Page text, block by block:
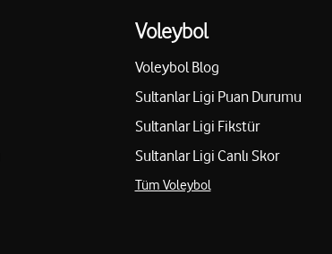
Voleybol
Voleybol Blog
Sultanlar Ligi Puan Durumu
Sultanlar Ligi Fikstür
Sultanlar Ligi Canlı Skor
Tüm Voleybol